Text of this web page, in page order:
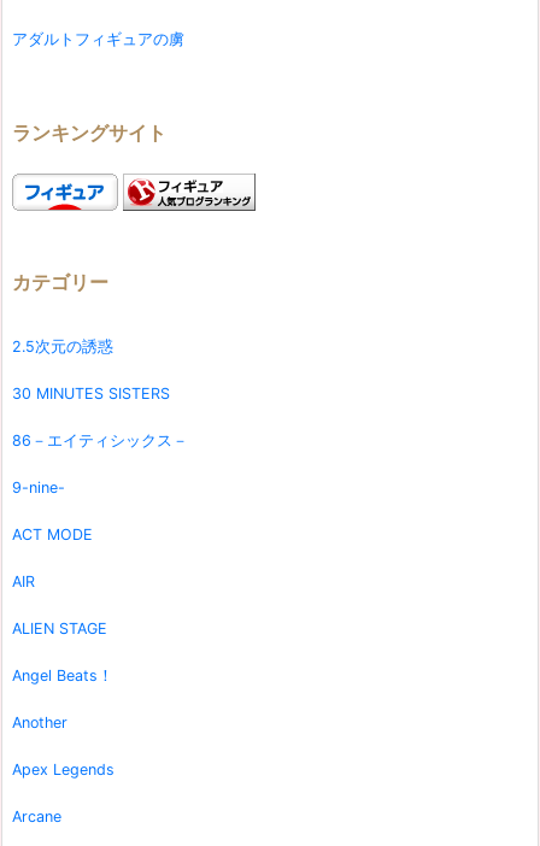
アダルトフィギュアの虜
ランキングサイト
カテゴリー
2.5次元の誘惑
30 MINUTES SISTERS
86－エイティシックス－
9-nine-
ACT MODE
AIR
ALIEN STAGE
Angel Beats！
Another
Apex Legends
Arcane